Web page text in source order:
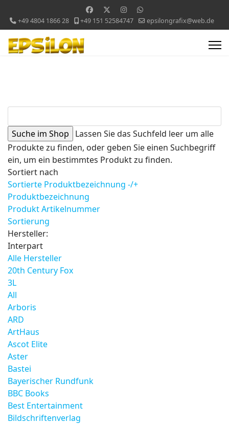
+49 4804 1866 28 +49 151 52584747 epsilongrafix@web.de
Lassen Sie das Suchfeld leer um alle
Produkte zu finden, oder geben Sie einen Suchbegriff
ein, um ein bestimmtes Produkt zu finden.
Sortiert nach
Sortierte Produktbezeichnung -/+
Produktbezeichnung
Produkt Artikelnummer
Sortierung
Hersteller:
Interpart
Alle Hersteller
20th Century Fox
3L
All
Arboris
ARD
ArtHaus
Ascot Elite
Aster
Bastei
Bayerischer Rundfunk
BBC Books
Best Entertainment
Bildschriftenverlag